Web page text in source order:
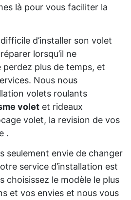
là pour vous faciliter la
d’installer son volet
lorsqu’il ne
plus de temps, et
Nous nous
volets roulants
volet et rideaux
volet, la revision de vos
.
seulement envie de changer
service d’installation est
choisissez le modèle le plus
et vos envies et nous vous